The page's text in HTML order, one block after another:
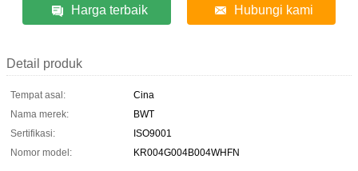
Harga terbaik Hubungi kami
Detail produk
Tempat asal:
Cina
Nama merek:
BWT
Sertifikasi:
ISO9001
Nomor model:
KR004G004B004WHFN